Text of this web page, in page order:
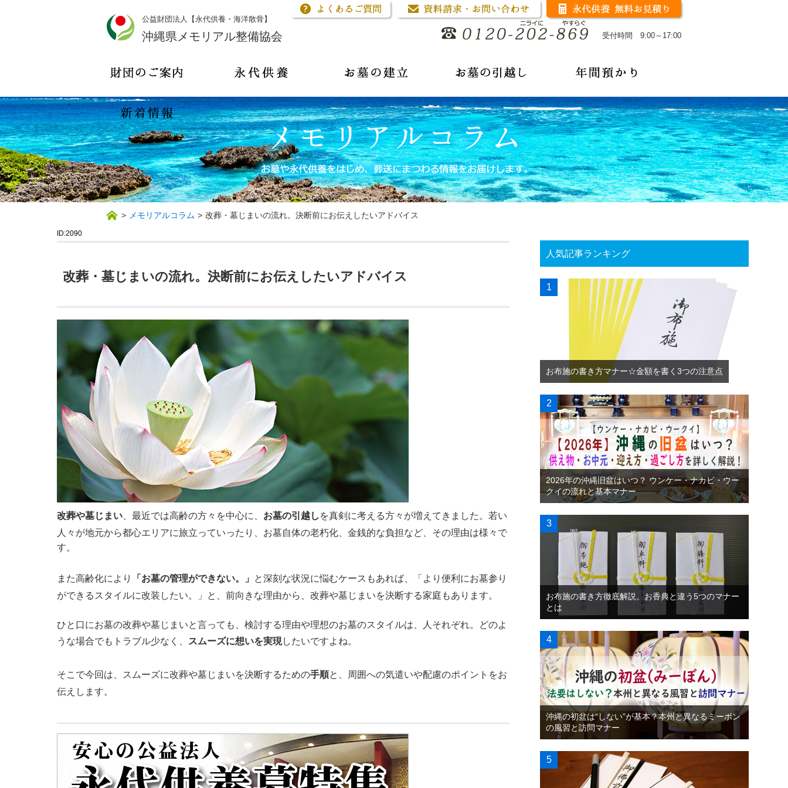
公益財団法人【永代供養・海洋散骨】
沖縄県メモリアル整備協会 受付時間 9:00～17:00
> メモリアルコラム > 改葬・墓じまいの流れ。決断前にお伝えしたいアドバイス
ID:2090
改葬・墓じまいの流れ。決断前にお伝えしたいアドバイス
改葬や墓じまい 、最近では高齢の方々を中心に、 お墓の引越し を真剣に考える方々が増えてきました。若い
人々が地元から都心エリアに旅立っていったり、お墓自体の老朽化、金銭的な負担など、その理由は様々で
す。
また高齢化により 「お墓の管理ができない。」
と深刻な状況に悩むケースもあれば、「より便利にお墓参り
ができるスタイルに改装したい。」と、前向きな理由から、改葬や墓じまいを決断する家庭もあります。
ひと口にお墓の改葬や墓じまいと言っても、検討する理由や理想のお墓のスタイルは、人それぞれ。どのよ
うな場合でもトラブル少なく、
スムーズに想いを実現したいですよね。
そこで今回は、スムーズに改葬や墓じまいを決断するための手順と、周囲への気遣いや配慮のポイントをお
伝えします。
人気記事ランキング
お布施の書き方マナー☆金額を書く3つの注意点
2026年の沖縄旧盆はいつ？ ウンケー・ナカビ・ウー
クイの流れと基本マナー
お布施の書き方徹底解説。お香典と違う5つのマナー
とは
沖縄の初盆は“しない”が基本？本州と異なるミーボン
の風習と訪問マナー